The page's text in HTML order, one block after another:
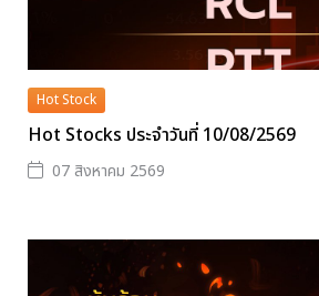
Hot Stock
Hot Stocks ประจำวันที่ 10/08/2569
07 สิงหาคม 2569